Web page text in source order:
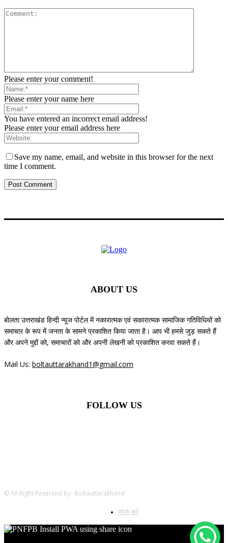
Please enter your comment!
Please enter your name here
You have entered an incorrect email address!
Please enter your email address here
Save my name, email, and website in this browser for the next
time I comment.
ABOUT US
बोलता उत्तराखंड हिन्दी न्यूज पोर्टल में नकारात्मक एवं सकारात्मक सामाजिक गतिविधियों को
समाचार के रूप में जनता के सामने प्रकाशित किया जाता है। आप भी हमसे जुड़ सकते हैं
और अपने मुद्दों को, समाचारों को और अपनी लेखनी को प्रकाशित करवा सकते हैं।
Mail Us: boltauttarakhand1@gmail.com
FOLLOW US
© All Right Reserved by- Boltauttarakhand
संपर्क करें